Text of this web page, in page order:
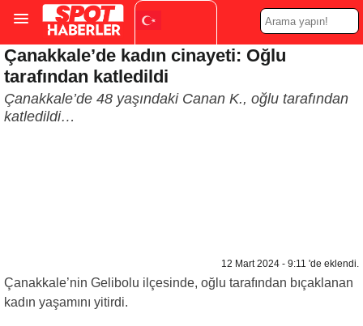
Turkish ▼
Çanakkale’de kadın cinayeti: Oğlu
tarafından katledildi
Çanakkale’de 48 yaşındaki Canan K., oğlu tarafından
katledildi…
12 Mart 2024 - 9:11 'de eklendi.
Çanakkale’nin Gelibolu ilçesinde, oğlu tarafından bıçaklanan
kadın yaşamını yitirdi.